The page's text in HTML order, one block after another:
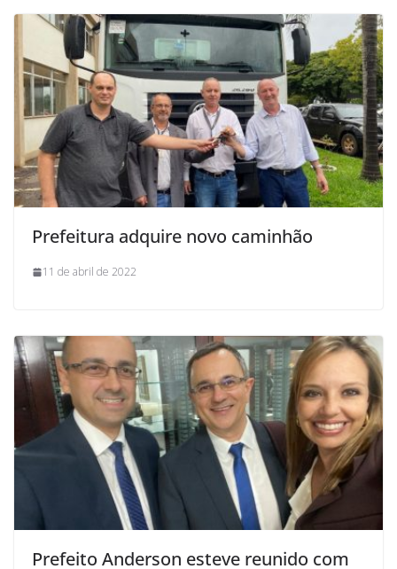
Prefeitura adquire novo caminhão
11 de abril de 2022
Prefeito Anderson esteve reunido com